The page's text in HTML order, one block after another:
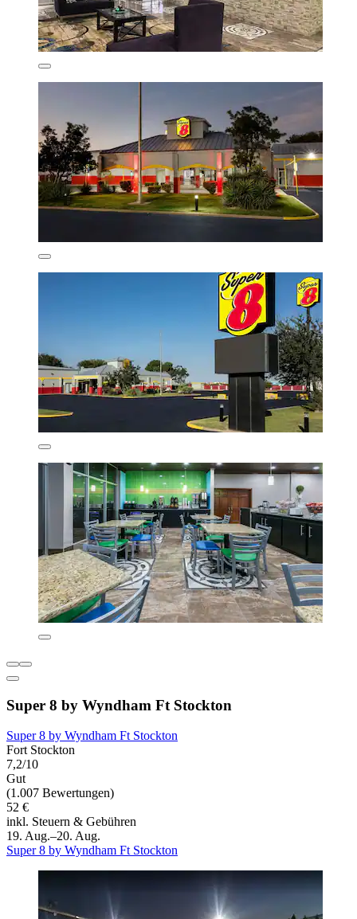
Super 8 by Wyndham Ft Stockton
Super 8 by Wyndham Ft Stockton
Fort Stockton
7,2/10
Gut
(1.007 Bewertungen)
52 €
inkl. Steuern & Gebühren
19. Aug.–20. Aug.
Super 8 by Wyndham Ft Stockton